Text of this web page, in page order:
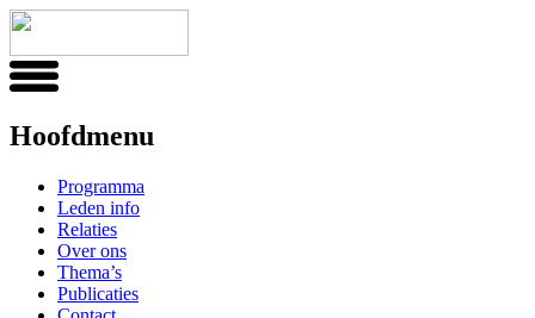
Hoofdmenu
Programma
Leden info
Relaties
Over ons
Thema’s
Publicaties